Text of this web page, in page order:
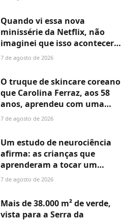
o público
Quando vi essa nova
minissérie da Netflix, não
imaginei que isso aconteceria
comigo: chorei igual criança e
apenas uma tarde
7 de agosto de 2026
O truque de skincare coreano
que Carolina Ferraz, aos 58
anos, aprendeu com uma
expert coreana para
enquanto dorme
7 de agosto de 2026
Um estudo de neurociência
afirma: as crianças que
aprenderam a tocar um
instrumento na infância
habilidade essencial para a
vida
7 de agosto de 2026
Mais de 38.000 m² de verde,
vista para a Serra da